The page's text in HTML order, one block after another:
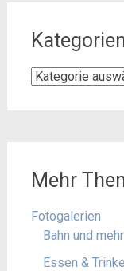
Kategorien
Mehr
Fotogalerien
Bahn und mehr
Essen &